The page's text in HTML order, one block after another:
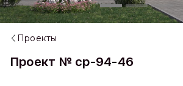
Проекты
Проект № cp-94-46